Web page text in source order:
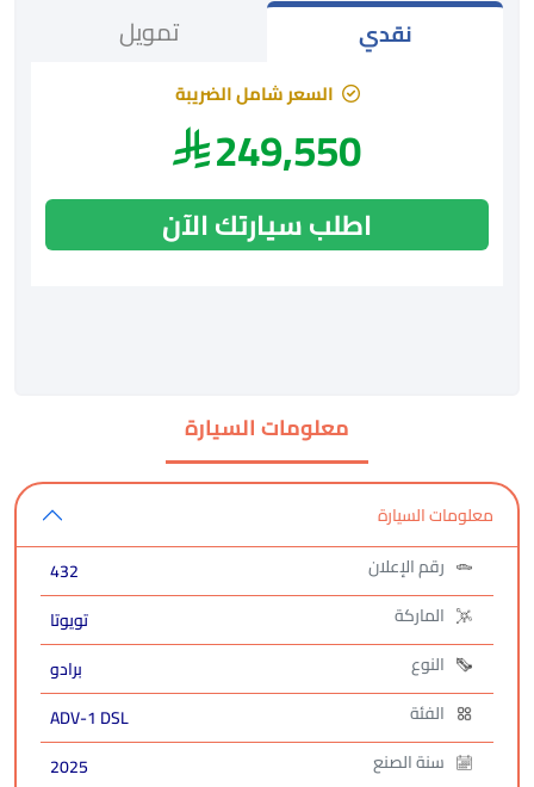
نقدي تمويل
السعر شامل الضريبة
249,550
اطلب سيارتك الآن
معلومات السيارة
معلومات السيارة
رقم الإعلان
432
الماركة
تويوتا
النوع
برادو
الفئة
ADV-1 DSL
سنة الصنع
2025